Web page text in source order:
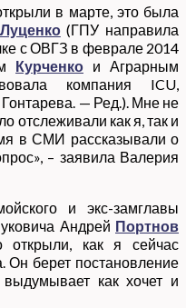
в марте, это была
Луценко(ГПУ направила
с ОВГЗ в феврале 2014
Курченко и Аграрным
компания ICU,
— Ред.). Мне не
отслеживали как я, так и
в СМИ рассказывали о
– заявила Валерия
и экс-замглавы
Андрей Портнов
как я сейчас
Он берет постановление
как хочет и